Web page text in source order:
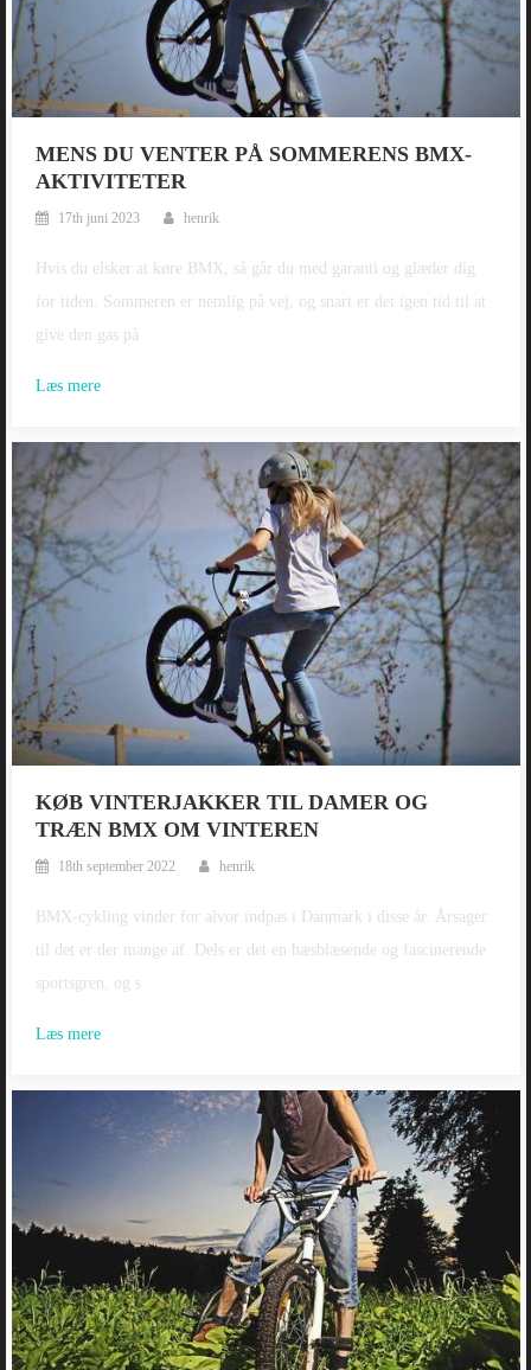
MENS DU VENTER PÅ SOMMERENS BMX-
AKTIVITETER
17th juni 2023 henrik
Hvis du elsker at køre BMX, så går du med garanti og glæder dig
for tiden. Sommeren er nemlig på vej, og snart er det igen tid til at
give den gas på
Læs mere
KØB VINTERJAKKER TIL DAMER OG
TRÆN BMX OM VINTEREN
18th september 2022 henrik
BMX-cykling vinder for alvor indpas i Danmark i disse år. Årsager
til det er der mange af. Dels er det en hæsblæsende og fascinerende
sportsgren, og s
Læs mere